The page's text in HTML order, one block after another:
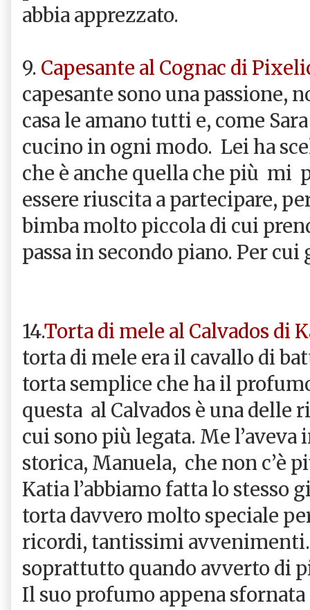
abbia apprezzato.
9. Capesante al Cognac di
capesante sono una passione,
casa le amano tutti e, come
cucino in ogni modo. Lei ha
che è anche quella che più mi
essere riuscita a partecipare,
bimba molto piccola di cui
passa in secondo piano. Per cui
14.Torta di mele al Calvados di
torta di mele era il cavallo di
torta semplice che ha il
questa al Calvados è una delle
cui sono più legata. Me l’aveva
storica, Manuela, che non c’è
Katia l’abbiamo fatta lo stesso
torta davvero molto speciale
ricordi, tantissimi avvenimenti.
soprattutto quando avverto di
Il suo profumo appena